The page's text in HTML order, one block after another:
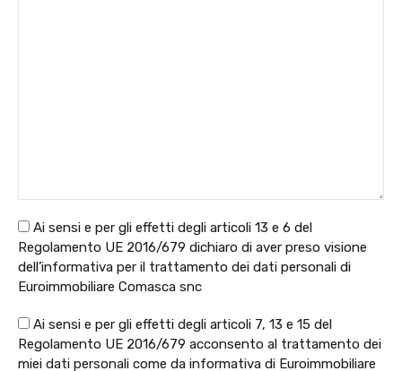
Ai sensi e per gli effetti degli articoli 13 e 6 del
Regolamento UE 2016/679 dichiaro di aver preso visione
dell’informativa per il trattamento dei dati personali di
Euroimmobiliare Comasca snc
Ai sensi e per gli effetti degli articoli 7, 13 e 15 del
Regolamento UE 2016/679 acconsento al trattamento dei
miei dati personali come da informativa di Euroimmobiliare